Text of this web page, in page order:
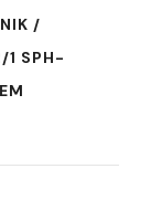
/
1 SPH-